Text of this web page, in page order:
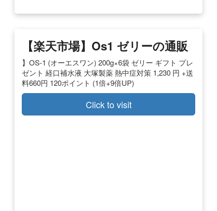
【楽天市場】os1 ゼリーの通販
】OS-1 (オーエスワン) 200g×6袋 ゼリー ギフト プレ
ゼント 経口補水液 大塚製薬 熱中症対策 1,230 円 +送
料660円 120ポイント (1倍+9倍UP)
Click to visit